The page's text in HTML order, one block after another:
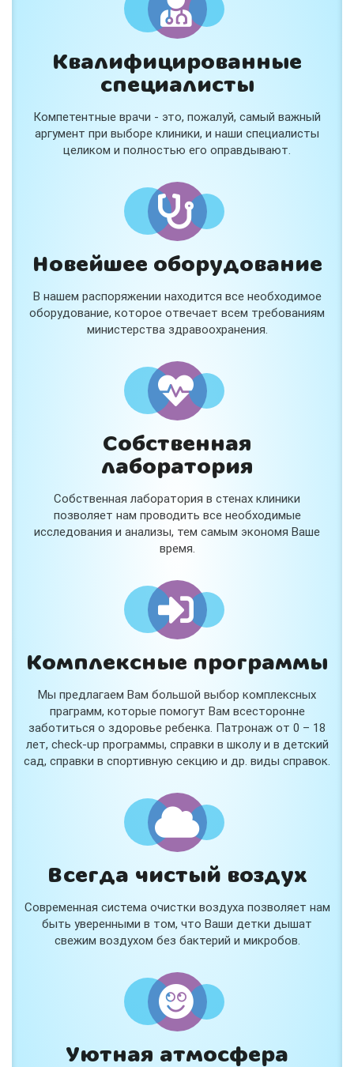
Квалифицированные
специалисты
Компетентные врачи - это, пожалуй, самый важный
аргумент при выборе клиники, и наши специалисты
целиком и полностью его оправдывают.
Новейшее оборудование
В нашем распоряжении находится все необходимое
оборудование, которое отвечает всем требованиям
министерства здравоохранения.
Собственная
лаборатория
Собственная лаборатория в стенах клиники
позволяет нам проводить все необходимые
исследования и анализы, тем самым экономя Ваше
время.
Комплексные программы
Мы предлагаем Вам большой выбор комплексных
праграмм, которые помогут Вам всесторонне
заботиться о здоровье ребенка. Патронаж от 0 – 18
лет, check-up программы, справки в школу и в детский
сад, справки в спортивную секцию и др. виды справок.
Всегда чистый воздух
Современная система очистки воздуха позволяет нам
быть уверенными в том, что Ваши детки дышат
свежим воздухом без бактерий и микробов.
Уютная атмосфера